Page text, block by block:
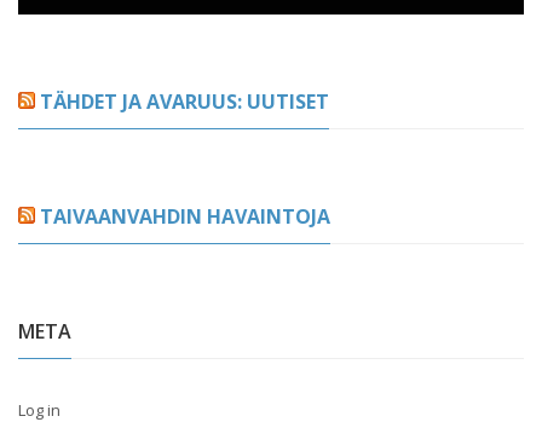
TÄHDET JA AVARUUS: UUTISET
TAIVAANVAHDIN HAVAINTOJA
META
Log in